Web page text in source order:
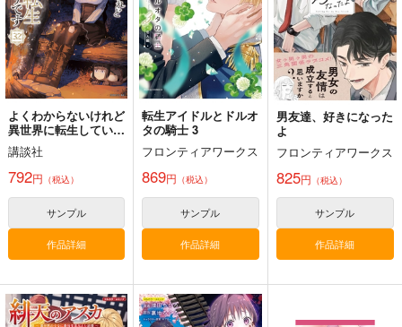
よくわからないけれど
異世界に転生していた
ようです 32
講談社
792円 （税込）
サンプル
作品詳細
転生アイドルとドルオ
タの騎士 3
フロンティアワークス
869円 （税込）
サンプル
作品詳細
男友達、好きになった
よ
フロンティアワークス
825円 （税込）
サンプル
作品詳細